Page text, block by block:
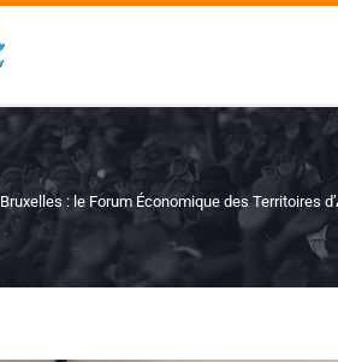
Bruxelles : le Forum Économique des Territoires